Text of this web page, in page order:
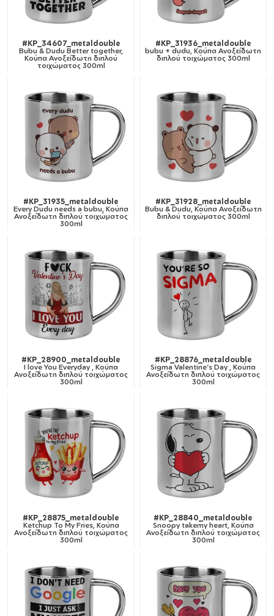
#KP_34607_metaldouble
Bubu & Dudu Better together,
Κούπα Ανοξείδωτη διπλού
τοιχώματος 300ml
#KP_31936_metaldouble
bubu + dudu, Κούπα Ανοξείδωτη
διπλού τοιχώματος 300ml
#KP_31935_metaldouble
Every Dudu needs a bubu, Κούπα
Ανοξείδωτη διπλού τοιχώματος
300ml
#KP_31928_metaldouble
Bubu & Dudu, Κούπα Ανοξείδωτη
διπλού τοιχώματος 300ml
#KP_28900_metaldouble
I love You Everyday , Κούπα
Ανοξείδωτη διπλού τοιχώματος
300ml
#KP_28876_metaldouble
Sigma Valentine's Day , Κούπα
Ανοξείδωτη διπλού τοιχώματος
300ml
#KP_28875_metaldouble
Ketchup To My Fries, Κούπα
Ανοξείδωτη διπλού τοιχώματος
300ml
#KP_28840_metaldouble
Snoopy takemy heart, Κούπα
Ανοξείδωτη διπλού τοιχώματος
300ml